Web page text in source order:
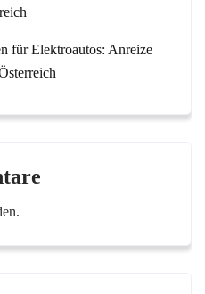
für Elektroautos: Anreize